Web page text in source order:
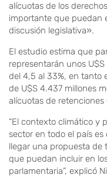
alícuotas de los
importante que puedan
discusión legislativa».
El estudio estima que
representarán unos
del 4,5 al 33%, en tanto
de U$S 4.437 millones
alícuotas de
“El contexto climático y
sector en todo el país
llegar una propuesta de
que puedan incluir en
parlamentaria”, explicó